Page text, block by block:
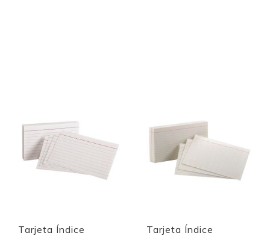
Quickview Quickview
Tarjeta Índice
Tarjeta Índice